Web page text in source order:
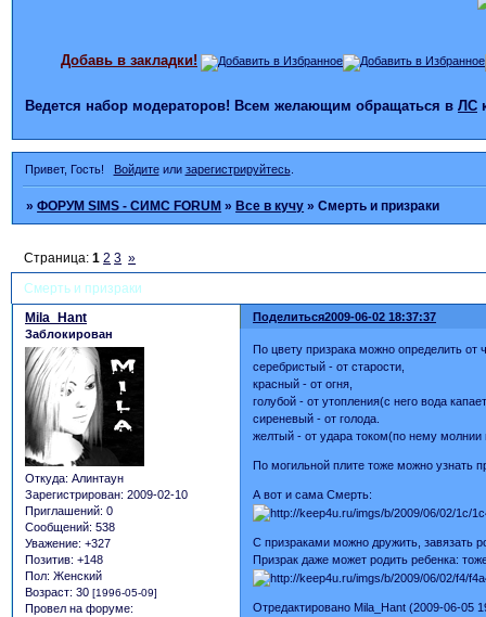
Добавь в закладки!
Ведется набор модераторов! Всем желающим обращаться в ЛС
Привет, Гость! Войдитеили зарегистрируйтесь.
»ФОРУМ SIMS - СИМС FORUM »Все в кучу »Смерть и призраки
Смерть и призраки
Страница:1 2 3 »
Поделиться2009-06-02 18:37:37
Mila_Hant
Заблокирован
Откуда: Алинтаун
Зарегистрирован: 2009-02-10
Приглашений: 0
Сообщений: 538
Уважение: +327
Позитив: +148
Пол: Женский
Возраст: 30 [1996-05-09]
Провел на форуме:
По цвету призрака можно определить от
серебристый - от старости,
красный - от огня,
голубой - от утопления(с него вода
сиреневый - от голода.
желтый - от удара током(по нему молнии
По могильной плите тоже можно узнать
А вот и сама Смерть:
С призраками можно дружить, завязать
Призрак даже может родить ребенка:
Отредактировано Mila_Hant (2009-06-05